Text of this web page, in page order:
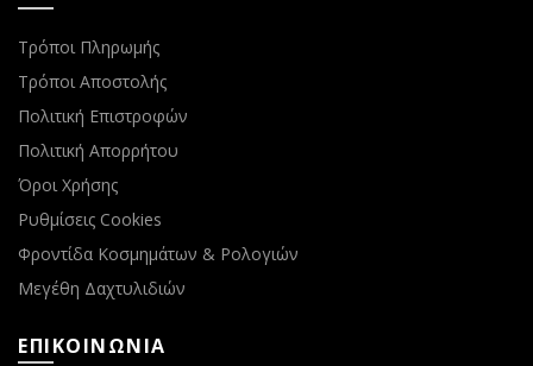
Τρόποι Πληρωμής
Τρόποι Αποστολής
Πολιτική Επιστροφών
Πολιτική Απορρήτου
Όροι Χρήσης
Ρυθμίσεις Cookies
Φροντίδα Κοσμημάτων & Ρολογιών
Μεγέθη Δαχτυλιδιών
ΕΠΙΚΟΙΝΩΝΙΑ